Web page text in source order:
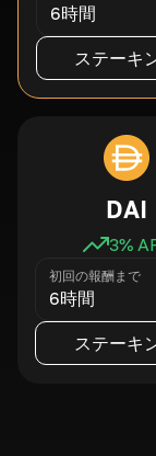
6時間
ステーキ
DAI
3%
初回の報酬まで
6時間
ステーキ